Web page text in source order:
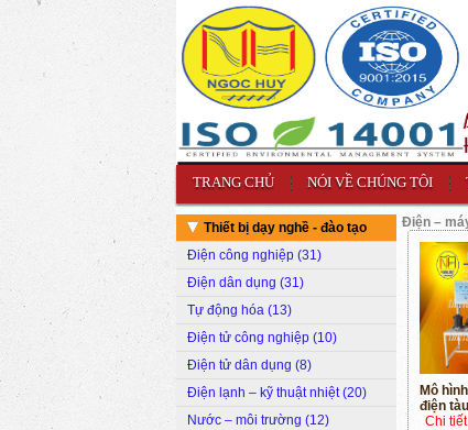
TRANG CHỦ NÓI VỀ CHÚNG TÔI
Thiết bị dạy nghề - đào tạo
Điện công nghiệp (31)
Điện dân dụng (31)
Tự động hóa (13)
Điện tử công nghiệp (10)
Điện tử dân dụng (8)
Điện lạnh – kỹ thuật nhiệt (20)
Nước – môi trường (12)
Điện –
Mô
điện
Chi